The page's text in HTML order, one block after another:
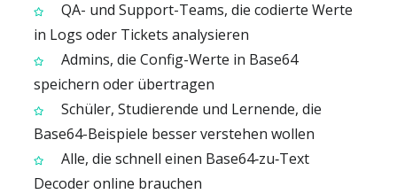
QA- und Support-Teams, die codierte Werte
in Logs oder Tickets analysieren
Admins, die Config-Werte in Base64
speichern oder übertragen
Schüler, Studierende und Lernende, die
Base64-Beispiele besser verstehen wollen
Alle, die schnell einen Base64‑zu‑Text
Decoder online brauchen